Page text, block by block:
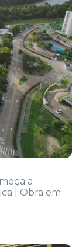
a
| Obra em